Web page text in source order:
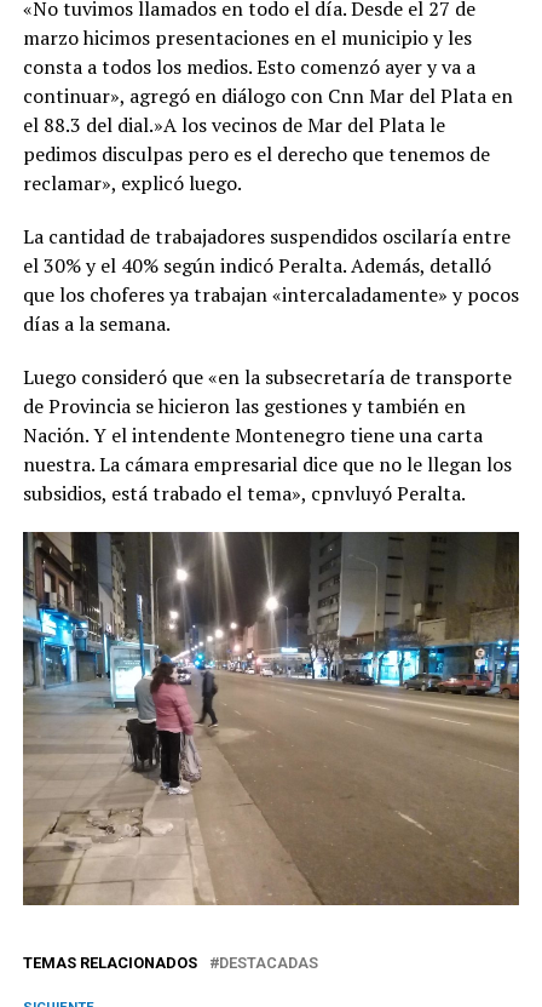
«No tuvimos llamados en todo el día. Desde el 27 de
marzo hicimos presentaciones en el municipio y les
consta a todos los medios. Esto comenzó ayer y va a
continuar», agregó en diálogo con Cnn Mar del Plata en
el 88.3 del dial.»A los vecinos de Mar del Plata le
pedimos disculpas pero es el derecho que tenemos de
reclamar», explicó luego.
La cantidad de trabajadores suspendidos oscilaría entre
el 30% y el 40% según indicó Peralta. Además, detalló
que los choferes ya trabajan «intercaladamente» y pocos
días a la semana.
Luego consideró que «en la subsecretaría de transporte
de Provincia se hicieron las gestiones y también en
Nación. Y el intendente Montenegro tiene una carta
nuestra. La cámara empresarial dice que no le llegan los
subsidios, está trabado el tema», cpnvluyó Peralta.
TEMAS RELACIONADOS DESTACADAS